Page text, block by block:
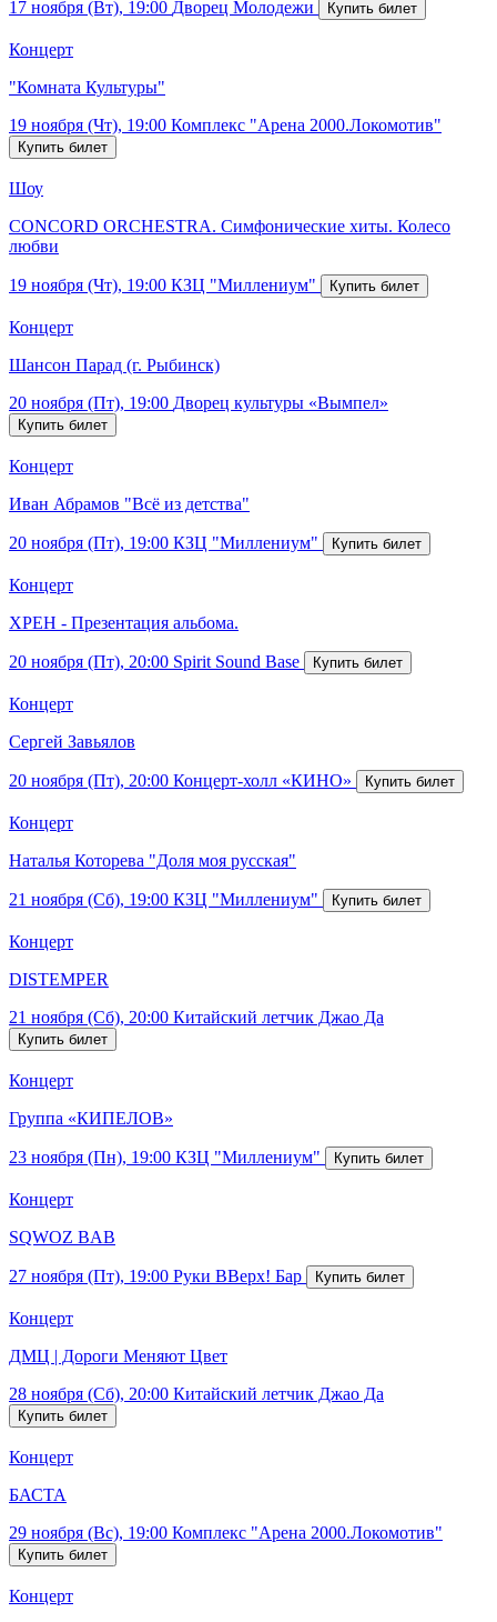
17 ноября (Вт), 19:00 Дворец Молодежи
Концерт
"Комната Культуры"
19 ноября (Чт), 19:00 Комплекс "Арена 2000.Локомотив"
Шоу
CONCORD ORCHESTRA. Симфонические хиты. Колесо
любви
19 ноября (Чт), 19:00 КЗЦ "Миллениум"
Концерт
Шансон Парад (г. Рыбинск)
20 ноября (Пт), 19:00 Дворец культуры «Вымпел»
Концерт
Иван Абрамов "Всё из детства"
20 ноября (Пт), 19:00 КЗЦ "Миллениум"
Концерт
ХРЕН - Презентация альбома.
20 ноября (Пт), 20:00 Spirit Sound Base
Концерт
Сергей Завьялов
20 ноября (Пт), 20:00 Концерт-холл «КИНО»
Концерт
Наталья Которева "Доля моя русская"
21 ноября (Сб), 19:00 КЗЦ "Миллениум"
Концерт
DISTEMPER
21 ноября (Сб), 20:00 Китайский летчик Джао Да
Концерт
Группа «КИПЕЛОВ»
23 ноября (Пн), 19:00 КЗЦ "Миллениум"
Концерт
SQWOZ BAB
27 ноября (Пт), 19:00 Руки ВВерх! Бар
Концерт
ДМЦ | Дороги Меняют Цвет
28 ноября (Сб), 20:00 Китайский летчик Джао Да
Концерт
БАСТА
29 ноября (Вс), 19:00 Комплекс "Арена 2000.Локомотив"
Концерт